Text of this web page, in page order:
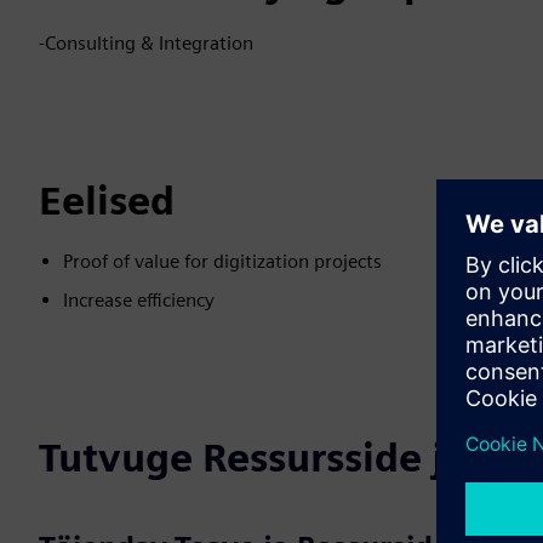
-Consulting & Integration
Eelised
Proof of value for digitization projects
Increase efficiency
Tutvuge Ressursside ja